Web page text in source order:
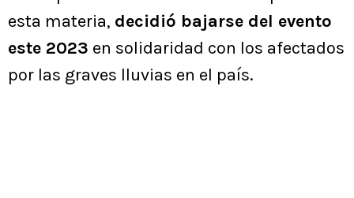
esta materia, decidió bajarse del evento
este 2023 en solidaridad con los afectados
por las graves lluvias en el país.